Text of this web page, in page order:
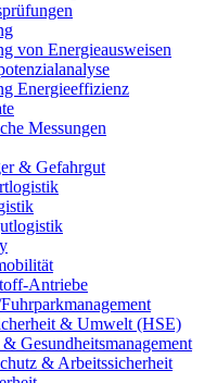
von Energieausweisen
Energieeffizienz
Messungen
& Gefahrgut
Antriebe
& Umwelt (HSE)
Gesundheitsmanagement
& Arbeitssicherheit